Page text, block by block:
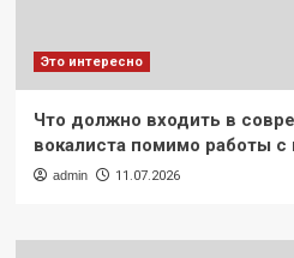
Это интересно
Что должно входить в
вокалиста помимо работы с
admin 11.07.2026